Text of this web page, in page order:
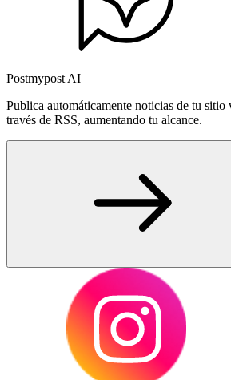
Postmypost AI
Publica automáticamente noticias de tu sitio
través de RSS, aumentando tu alcance.